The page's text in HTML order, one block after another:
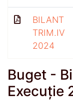
BILANT
TRIM.IV
2024
Buget -
Execuție